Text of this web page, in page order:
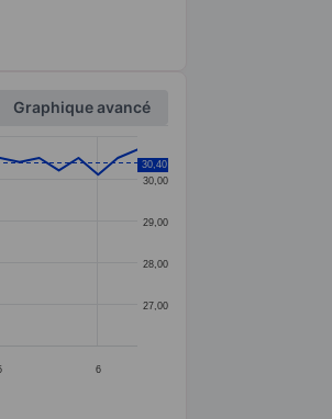
Graphique avancé
6
27,00
28,00
29,00
30,00
30,40